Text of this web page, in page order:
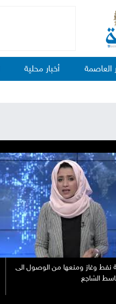
العاصمة أخبار محلية
40 ناقلة نفط وغاز ومنعها من الوصول الى
الشاجع